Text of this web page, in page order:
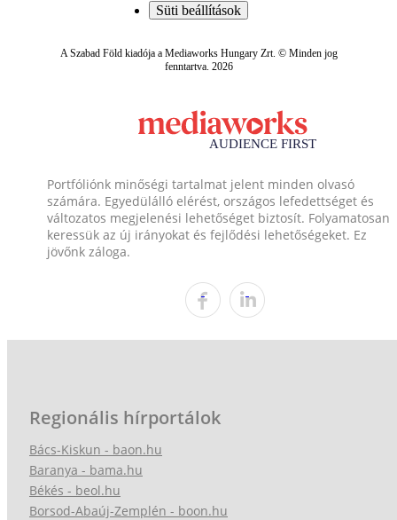
Süti beállítások
A Szabad Föld kiadója a Mediaworks Hungary Zrt. © Minden jog
fenntartva. 2026
Portfóliónk minőségi tartalmat jelent minden olvasó
számára. Egyedülálló elérést, országos lefedettséget és
változatos megjelenési lehetőséget biztosít. Folyamatosan
keressük az új irányokat és fejlődési lehetőségeket. Ez
jövőnk záloga.
Regionális hírportálok
Bács-Kiskun - baon.hu
Baranya - bama.hu
Békés - beol.hu
Borsod-Abaúj-Zemplén - boon.hu